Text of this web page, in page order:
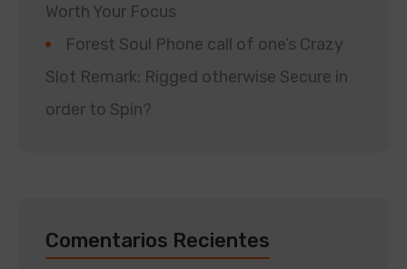
Worth Your Focus
Forest Soul Phone call of one’s Crazy
Slot Remark: Rigged otherwise Secure in
order to Spin?
Comentarios Recientes